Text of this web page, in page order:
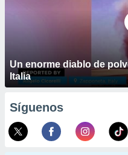
Un enorme diablo de
Italia
Síguenos